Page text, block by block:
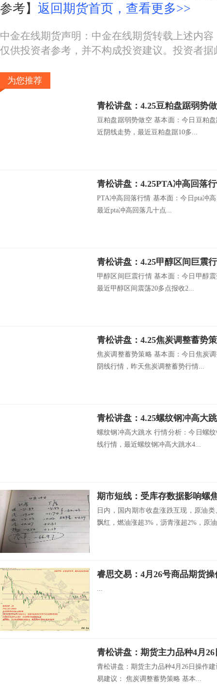
参考】 返回期货首页，查看更多>>
中金在线期货声明：中金在线期货转载上述内
仅供投资者参考，并不构成投资建议。投资者
为您推荐
青松讲盘：4.25豆粕盘踞弱势
豆粕盘踞弱势做空 基本面：今日豆粕
近阴线走势，最近豆粕盘踞10多...
青松讲盘：4.25PTA冲高回落
PTA冲高回落行情 基本面：今日pta冲
最近pta冲高回落几十点...
青松讲盘：4.25甲醇区间巨震
甲醇区间巨震行情 基本面：今日甲醇
最近甲醇区间震荡20多点报收2...
青松讲盘：4.25焦炭调整蓄势
焦炭调整蓄势策略 基本面：今日焦炭
阴线行情，昨天焦炭调整蓄势行情...
青松讲盘：4.25螺纹钢冲高大
螺纹钢冲高大跳水 行情分析：今日螺
线行情，最近螺纹钢冲高大跳水4...
日内，国内期市收盘涨跌互现，原油
飘红，燃油涨超3%，沥青涨超2%，原
睿思交易：4月26号商品期货操
...
青松讲盘：期货主力品种4月
青松讲盘：期货主力品种4月26日操作
易建议： 焦炭调整蓄势策略 基本...